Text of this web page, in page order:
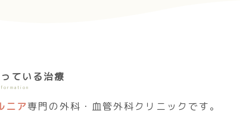
ている治療
ニア専門の外科・血管外科クリニックです。